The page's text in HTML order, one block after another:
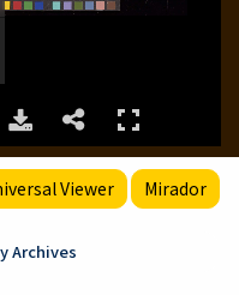
Viewer Mirador
Archives